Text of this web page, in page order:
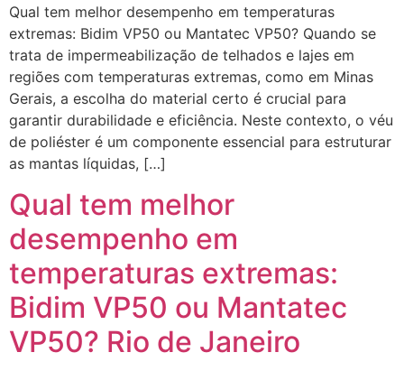
Qual tem melhor desempenho em temperaturas
extremas: Bidim VP50 ou Mantatec VP50? Quando se
trata de impermeabilização de telhados e lajes em
regiões com temperaturas extremas, como em Minas
Gerais, a escolha do material certo é crucial para
garantir durabilidade e eficiência. Neste contexto, o véu
de poliéster é um componente essencial para estruturar
as mantas líquidas, […]
Qual tem melhor
desempenho em
temperaturas extremas:
Bidim VP50 ou Mantatec
VP50? Rio de Janeiro